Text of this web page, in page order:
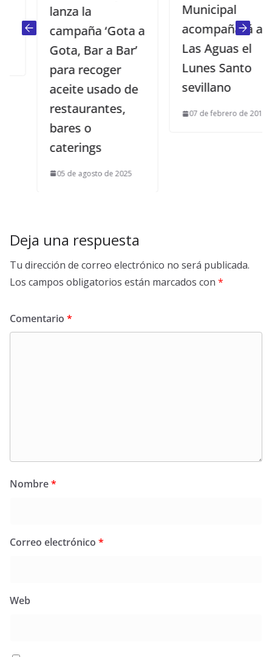
lanza la
campaña ‘Gota a
Gota, Bar a Bar’
para recoger
aceite usado de
restaurantes,
bares o
caterings
05 de agosto de 2025
Municipal
acompañará a
Las Aguas el
Lunes Santo
sevillano
07 de febrero de 2013
Deja una respuesta
Tu dirección de correo electrónico no será publicada.
Los campos obligatorios están marcados con *
Comentario *
Nombre*
Correo electrónico *
Web